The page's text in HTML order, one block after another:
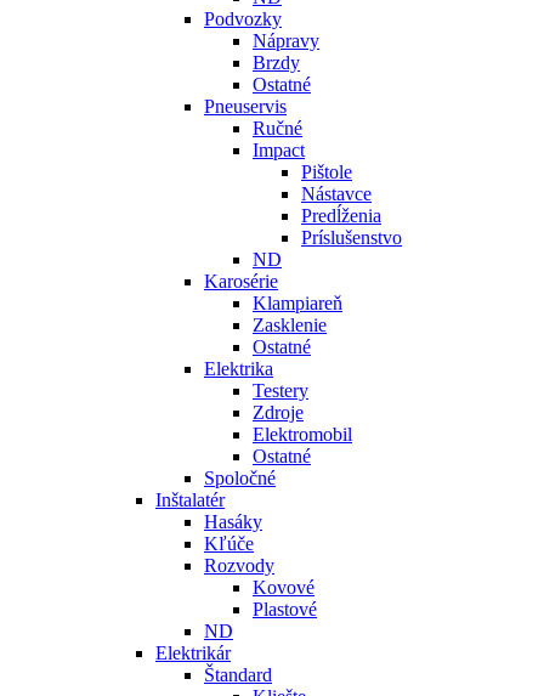
Podvozky
Nápravy
Brzdy
Ostatné
Pneuservis
Ručné
Impact
Pištole
Nástavce
Predĺženia
Príslušenstvo
ND
Karosérie
Klampiareň
Zasklenie
Ostatné
Elektrika
Testery
Zdroje
Elektromobil
Ostatné
Spoločné
Inštalatér
Hasáky
Kľúče
Rozvody
Kovové
Plastové
ND
Elektrikár
Štandard